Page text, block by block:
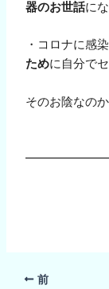
器のお世話に
・コロナに感
ために自分で
そのお陰なの
前